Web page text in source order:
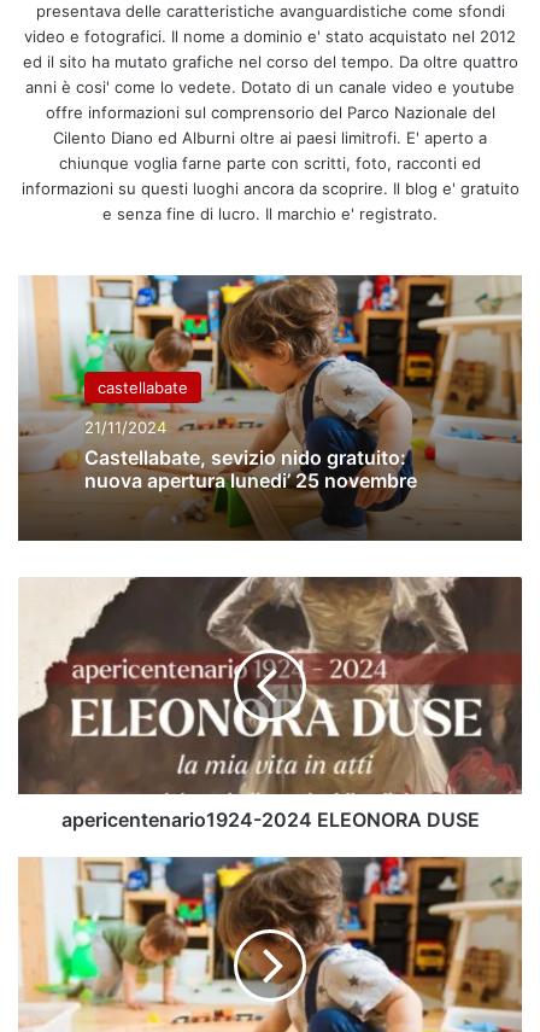
presentava delle caratteristiche avanguardistiche come sfondi
video e fotografici. Il nome a dominio e' stato acquistato nel 2012
ed il sito ha mutato grafiche nel corso del tempo. Da oltre quattro
anni è cosi' come lo vedete. Dotato di un canale video e youtube
offre informazioni sul comprensorio del Parco Nazionale del
Cilento Diano ed Alburni oltre ai paesi limitrofi. E' aperto a
chiunque voglia farne parte con scritti, foto, racconti ed
informazioni su questi luoghi ancora da scoprire. Il blog e' gratuito
e senza fine di lucro. Il marchio e' registrato.
castellabate
21/11/2024
Castellabate, sevizio nido gratuito:
nuova apertura lunedi’ 25 novembre
apericentenario1924-
ELEONORA
DUSE
apericentenario1924-2024 ELEONORA DUSE
Castellabate,
nido
gratuito:
nuova
apertura
lunedi'